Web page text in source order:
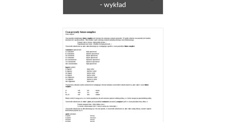
- wykład